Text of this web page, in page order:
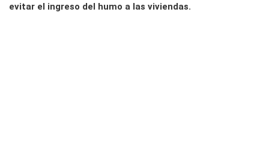
evitar el ingreso del humo a las viviendas.